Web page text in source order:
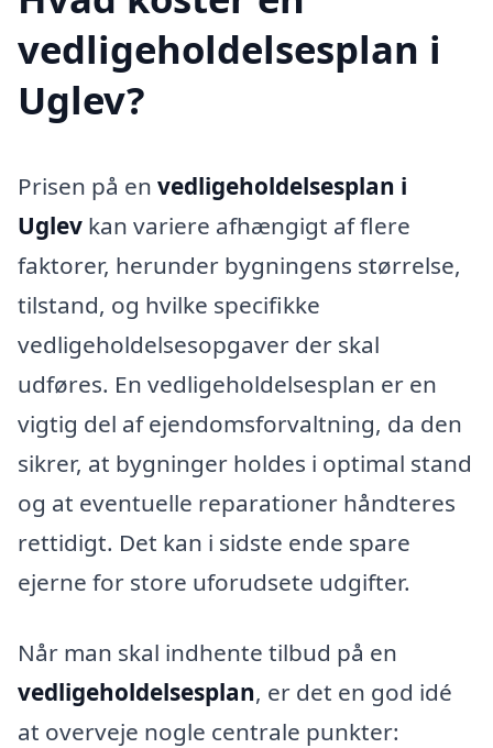
vedligeholdelsesplan i
Uglev?
Prisen på en vedligeholdelsesplan i
Uglev kan variere afhængigt af flere
faktorer, herunder bygningens størrelse,
tilstand, og hvilke specifikke
vedligeholdelsesopgaver der skal
udføres. En vedligeholdelsesplan er en
vigtig del af ejendomsforvaltning, da den
sikrer, at bygninger holdes i optimal stand
og at eventuelle reparationer håndteres
rettidigt. Det kan i sidste ende spare
ejerne for store uforudsete udgifter.
Når man skal indhente tilbud på en
vedligeholdelsesplan, er det en god idé
at overveje nogle centrale punkter: